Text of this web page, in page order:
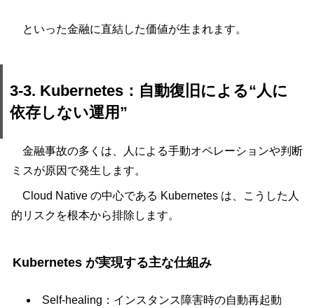
といった金融に直結した価値が生まれます。
3-3. Kubernetes：自動復旧による“人に
依存しない運用”
金融事故の多くは、人による手動オペレーションや判断
ミスが原因で発生します。
Cloud Native の中心である Kubernetes は、こうした人
的リスクを根本から排除します。
Kubernetes が実現する主な仕組み
Self-healing：インスタンス障害時の自動再起動